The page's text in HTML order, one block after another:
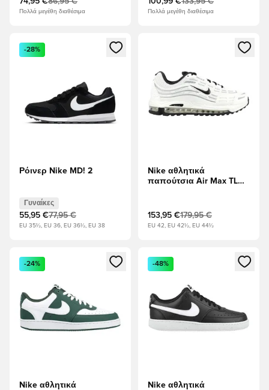
Πολλά μεγέθη διαθέσιμα Πολλά μεγέθη διαθέσιμα
Ανοίγει ένα Modal για να συνδεθείτε ή να εγγραφείτε ως
-28%
Ρόινερ Nike MD! 2
Γυναίκες
55,95 €77,95 €
EU 35½, EU 36, EU 36½, EU 38
Ανοίγει ένα Modal για να
Nike αθλητικά
παπούτσια Air Max TL
153,95 €179,95 €
EU 42, EU 42½, EU 44½
Ανοίγει ένα Modal για να συνδεθείτε ή να εγγραφείτε ως
-24%
Nike αθλητικά
Ανοίγει ένα Modal για να
-48%
Nike αθλητικά